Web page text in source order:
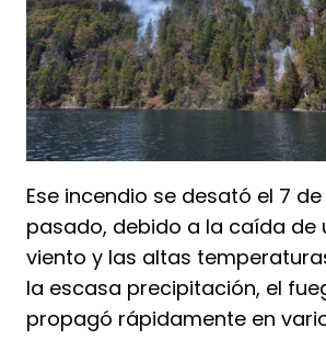
Ese incendio se desató el 7
pasado, debido a la caída de
viento y las altas
la escasa precipitación, el
propagó rápidamente en